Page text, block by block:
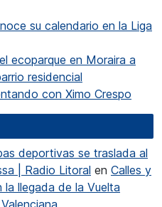
su calendario en la Liga
ecoparque en Moraira a
residencial
con Ximo Crespo
deportivas se traslada al
| Radio Litoral en Calles y
llegada de la Vuelta